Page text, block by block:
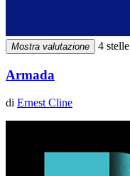
Mostra valutazione 4 stelle
Armada
di Ernest Cline